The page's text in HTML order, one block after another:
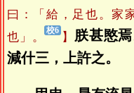
曰：「給，足也。家
也」。
】朕甚愍
減什三，上許之。